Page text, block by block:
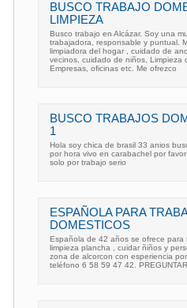
BUSCO TRABAJO
LIMPIEZA
Busco trabajo en Alcázar. Soy una
trabajadora, responsable y puntual.
limpiadora del hogar , cuidado de
vecinos, cuidado de niños, Limpieza
Empresas, oficinas etc. Me ofrezco
BUSCO TRABAJOS
1
Hola soy chica de brasil 33 anios
por hora vivo en carabachel por
solo por trabajo serio
ESPAÑOLA PARA
DOMESTICOS
Española de 42 años se ofrece para
limpieza plancha , cuidar ñiños y
zona de alcorcon con esperiencia
teléfono 6 58 59 47 42.